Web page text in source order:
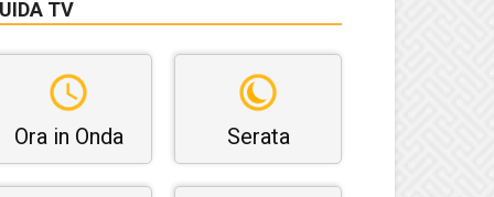
TV
Ora in Onda Serata